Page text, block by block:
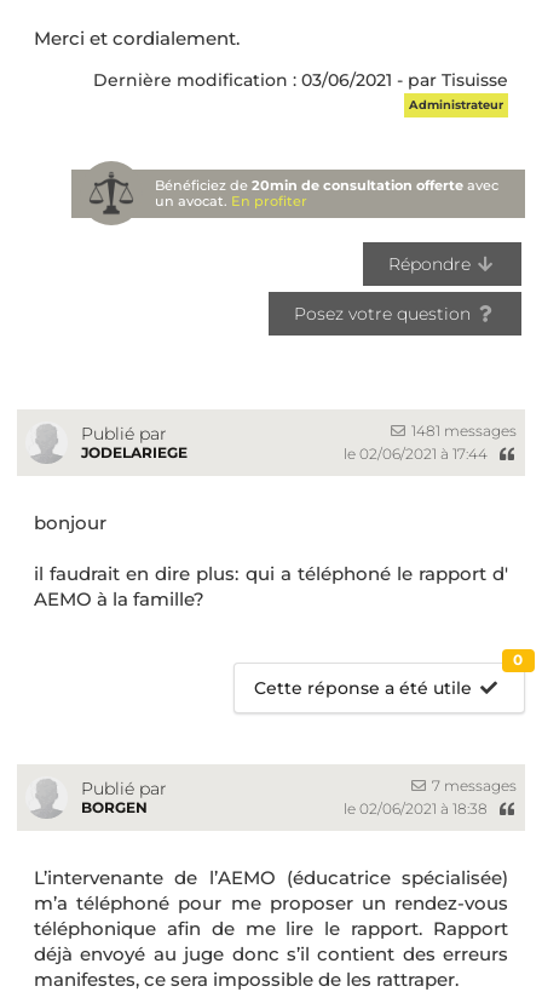
Merci et cordialement.
Dernière modification : 03/06/2021 - par Tisuisse
Administrateur
Bénéficiez de20min de consultation offerte avec
un avocat. En profiter
Répondre
Posez votre question
Publié par
JODELARIEGE
1481 messages
le 02/06/2021 à 17:44
bonjour
il faudrait en dire plus: qui a téléphoné le rapport d'
AEMO à la famille?
Cette réponse a été utile
0
Publié par
BORGEN
7 messages
le 02/06/2021 à 18:38
L’intervenante de l’AEMO (éducatrice spécialisée)
m’a téléphoné pour me proposer un rendez-vous
téléphonique afin de me lire le rapport. Rapport
déjà envoyé au juge donc s’il contient des erreurs
manifestes, ce sera impossible de les rattraper.